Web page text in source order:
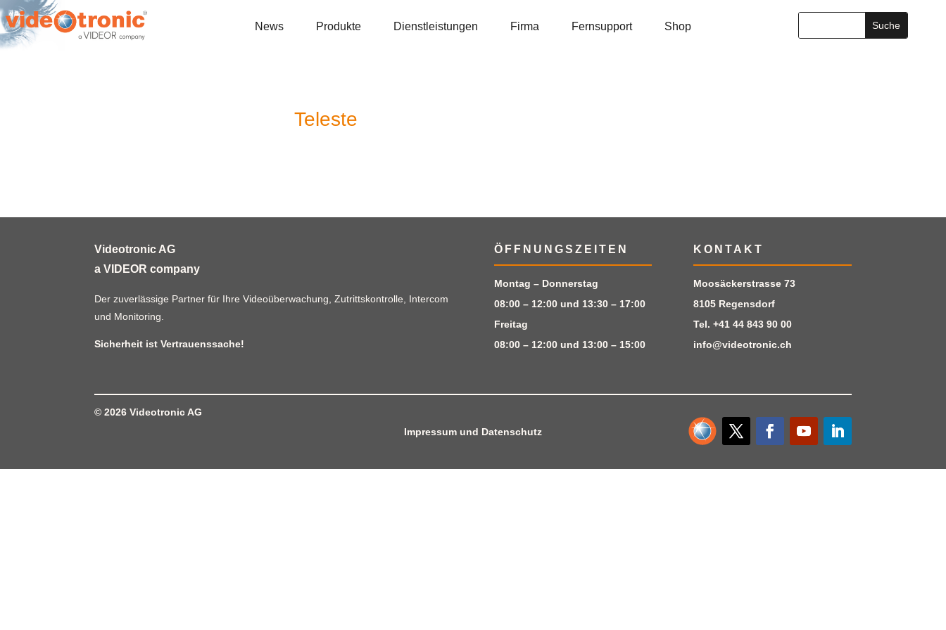
News Produkte Dienstleistungen Firma Fernsupport Shop
Teleste
Videotronic AG
a VIDEOR company
Der zuverlässige Partner für Ihre Videoüberwachung, Zutrittskontrolle, Intercom
und Monitoring.
Sicherheit ist Vertrauenssache!
ÖFFNUNGSZEITEN
Montag – Donnerstag
08:00 – 12:00 und 13:30 – 17:00
Freitag
08:00 – 12:00 und 13:00 – 15:00
KONTAKT
Moosäckerstrasse 73
8105 Regensdorf
Tel.+41 44 843 90 00
info@videotronic.ch
© 2026Videotronic AG
Impressumund Datenschutz